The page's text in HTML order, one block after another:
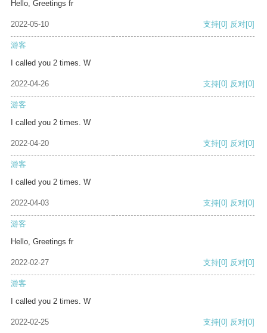
Hello, Greetings fr
2022-05-10 支持[0] 反对[0]
游客
I called you 2 times. W
2022-04-26 支持[0] 反对[0]
游客
I called you 2 times. W
2022-04-20 支持[0] 反对[0]
游客
I called you 2 times. W
2022-04-03 支持[0] 反对[0]
游客
Hello, Greetings fr
2022-02-27 支持[0] 反对[0]
游客
I called you 2 times. W
2022-02-25 支持[0] 反对[0]